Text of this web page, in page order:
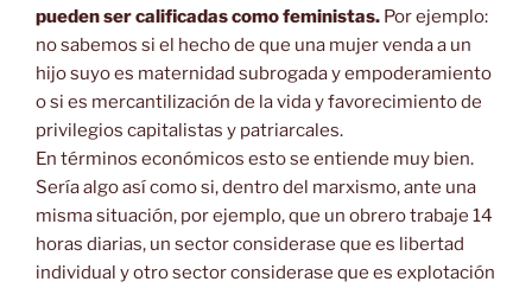
pueden ser calificadas como feministas. Por ejemplo:
no sabemos si el hecho de que una mujer venda a un
hijo suyo es maternidad subrogada y empoderamiento
o si es mercantilización de la vida y favorecimiento de
privilegios capitalistas y patriarcales.
En términos económicos esto se entiende muy bien.
Sería algo así como si, dentro del marxismo, ante una
misma situación, por ejemplo, que un obrero trabaje 14
horas diarias, un sector considerase que es libertad
individual y otro sector considerase que es explotación